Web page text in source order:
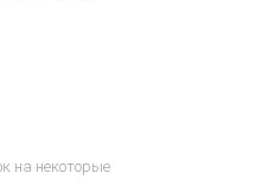
на некоторые